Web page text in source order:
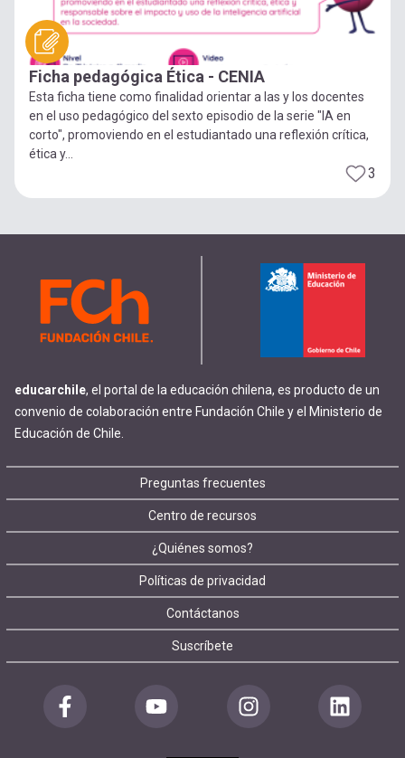
Ficha pedagógica Ética - CENIA
Esta ficha tiene como finalidad orientar a las y los docentes
en el uso pedagógico del sexto episodio de la serie "IA en
corto", promoviendo en el estudiantado una reflexión crítica,
ética y...
3
educarchile, el portal de la educación chilena, es producto de un
convenio de colaboración entre Fundación Chile y el Ministerio de
Educación de Chile.
Footer
menu
Preguntas frecuentes
Centro de recursos
¿Quiénes somos?
Políticas de privacidad
Contáctanos
Suscríbete
Redes